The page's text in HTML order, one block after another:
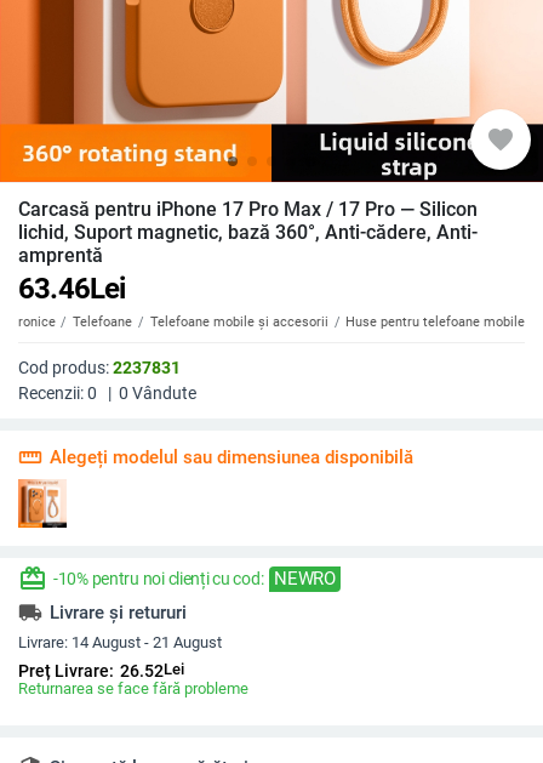
favorite
Carcasă pentru iPhone 17 Pro Max / 17 Pro — Silicon
lichid, Suport magnetic, bază 360°, Anti-cădere, Anti-
amprentă
63.46Lei
Telefoane Telefoane mobile și accesorii Huse pentru telefoane mobile
Cod produs:2237831
Recenzii:0 | 0 Vândute
straighten Alegeți modelul sau dimensiunea disponibilă
redeem -10% pentru noi clienți cu cod: NEWRO
local_shipping Livrare și retururi
Livrare: 14 August - 21 August
Preț Livrare: 26.52Lei
Returnarea se face fără probleme